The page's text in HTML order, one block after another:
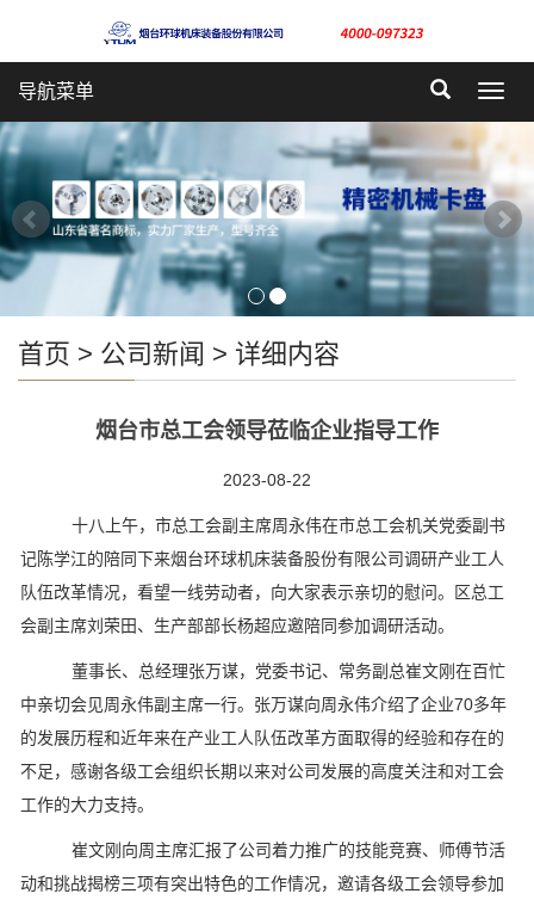
导航菜单
首页 > 公司新闻 > 详细内容
烟台市总工会领导莅临企业指导工作
2023-08-22
十八上午，市总工会副主席周永伟在市总工会机关党委副书
记陈学江的陪同下来烟台环球机床装备股份有限公司调研产业工人
队伍改革情况，看望一线劳动者，向大家表示亲切的慰问。区总工
会副主席刘荣田、生产部部长杨超应邀陪同参加调研活动。
董事长、总经理张万谋，党委书记、常务副总崔文刚在百忙
中亲切会见周永伟副主席一行。张万谋向周永伟介绍了企业70多年
的发展历程和近年来在产业工人队伍改革方面取得的经验和存在的
不足，感谢各级工会组织长期以来对公司发展的高度关注和对工会
工作的大力支持。
崔文刚向周主席汇报了公司着力推广的技能竞赛、师傅节活
动和挑战揭榜三项有突出特色的工作情况，邀请各级工会领导参加